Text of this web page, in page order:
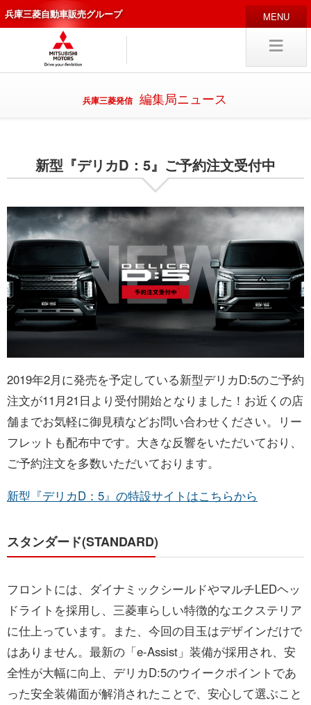
兵庫三菱自動車販売グループ
HOME 販売店
新車 中古・カスタム車
採用情報 キャリア採用
試乗予約 入庫予約
お問い合わせ
兵庫三菱発信 編集局ニュース
新型『デリカD：5』ご予約注文受付中
2019年2月に発売を予定している新型デリカD:5のご予約
注文が11月21日より受付開始となりました！お近くの店
舗までお気軽に御見積などお問い合わせください。リー
フレットも配布中です。大きな反響をいただいており、
ご予約注文を多数いただいております。
新型『デリカD：5』の特設サイトはこちらから
スタンダード(STANDARD)
フロントには、ダイナミックシールドやマルチLEDヘッ
ドライトを採用し、三菱車らしい特徴的なエクステリア
に仕上っています。また、今回の目玉はデザインだけで
はありません。最新の「e-Assist」装備が採用され、安
全性が大幅に向上、デリカD:5のウイークポイントであ
った安全装備面が解消されたことで、安心して選ぶこと